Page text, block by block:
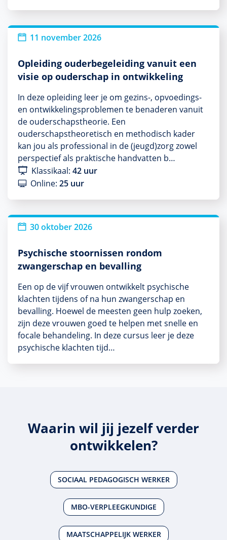
11 november 2026
Opleiding ouderbegeleiding vanuit een
visie op ouderschap in ontwikkeling
In deze opleiding leer je om gezins-, opvoedings-
en ontwikkelingsproblemen te benaderen vanuit
de ouderschapstheorie. Een
ouderschapstheoretisch en methodisch kader
kan jou als professional in de (jeugd)zorg zowel
perspectief als praktische handvatten b…
Klassikaal: 42 uur
Online: 25 uur
30 oktober 2026
Psychische stoornissen rondom
zwangerschap en bevalling
Een op de vijf vrouwen ontwikkelt psychische
klachten tijdens of na hun zwangerschap en
bevalling. Hoewel de meesten geen hulp zoeken,
zijn deze vrouwen goed te helpen met snelle en
focale behandeling. In deze cursus leer je deze
psychische klachten tijd…
Waarin wil jij jezelf verder
ontwikkelen?
SOCIAAL PEDAGOGISCH WERKER
MBO-VERPLEEGKUNDIGE
MAATSCHAPPELIJK WERKER